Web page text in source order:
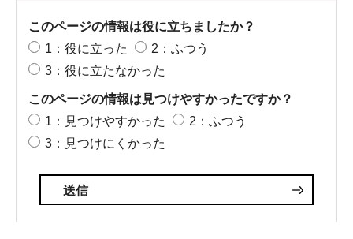
このページの情報は役に立ちましたか？
1：役に立った
2：ふつう
3：役に立たなかった
このページの情報は見つけやすかったですか？
1：見つけやすかった
2：ふつう
3：見つけにくかった